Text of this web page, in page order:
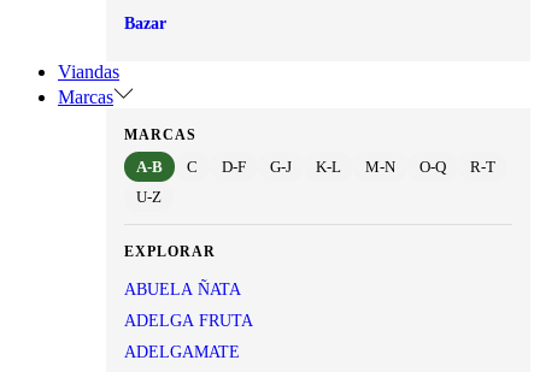
Bazar
Viandas
Marcas
MARCAS
A-B C D-F G-J K-L M-N O-Q
R-T
U-Z
EXPLORAR
ABUELA ÑATA
ADELGA FRUTA
ADELGAMATE